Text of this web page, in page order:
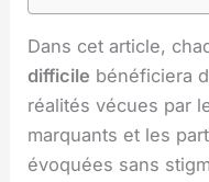
Dans cet article,
difficile bénéficiera
réalités vécues par
marquants et les
évoquées sans